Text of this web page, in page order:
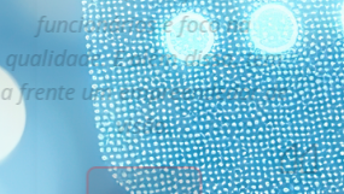
funcionários e foco na
qualidade. E além disso, tem
a frente um empreendedor de
visão.